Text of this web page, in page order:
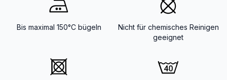
Bis maximal 150°C bügeln
Nicht für chemisches Reinigen
geeignet